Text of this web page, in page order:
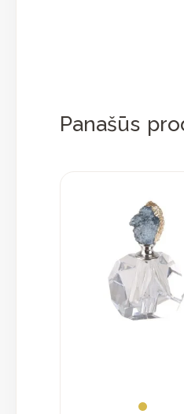
Panašūs